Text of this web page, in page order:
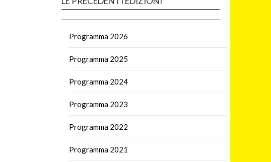
Programma 2026
Programma 2025
Programma 2024
Programma 2023
Programma 2022
Programma 2021